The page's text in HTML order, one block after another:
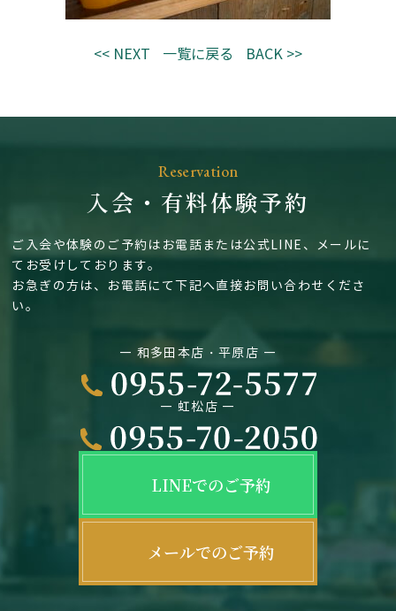
<< NEXT 一覧に戻る BACK >>
Reservation
入会・有料体験予約
ご入会や体験のご予約はお電話または公式LINE、メールに
てお受けしております。
お急ぎの方は、お電話にて下記へ直接お問い合わせくださ
い。
― 和多田本店・平原店 ―
― 虹松店 ―
LINEでのご予約
メールでのご予約